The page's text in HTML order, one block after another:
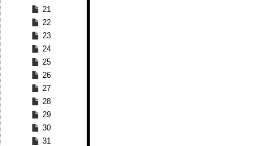
21
22
23
24
25
26
27
28
29
30
31